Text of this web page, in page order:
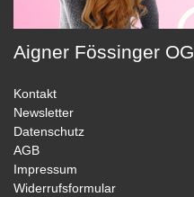
Aigner Fössinger OG
Kontakt
Newsletter
Datenschutz
AGB
Impressum
Widerrufsformular